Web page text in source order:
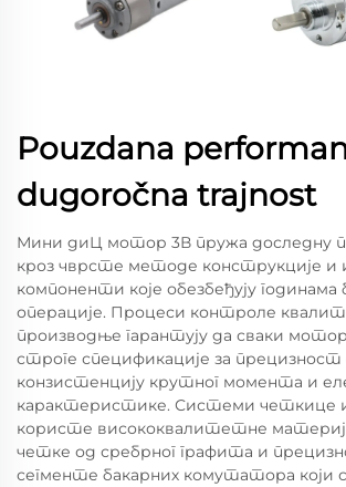
Pouzdana
dugoročna trajnost
Мини диЦ мотор 3В пружа доследну
кроз чврсте методе конструкције и
компоненти које обезбеђују годинама
операције. Процеси контроле
производње гарантују да сваки
строге спецификације за прецизност
конзистенцију крутног момента и
карактеристике. Системи четкице
користе висококвалитетне
четке од сребрног графита и
сегменте бакарних комутатора који